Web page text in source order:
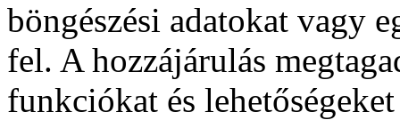
böngészési adatokat vagy
fel. A hozzájárulás
funkciókat és